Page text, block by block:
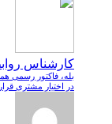
کارشناس
بله، فاکتور رسمی
در اختیار مشتری قرار